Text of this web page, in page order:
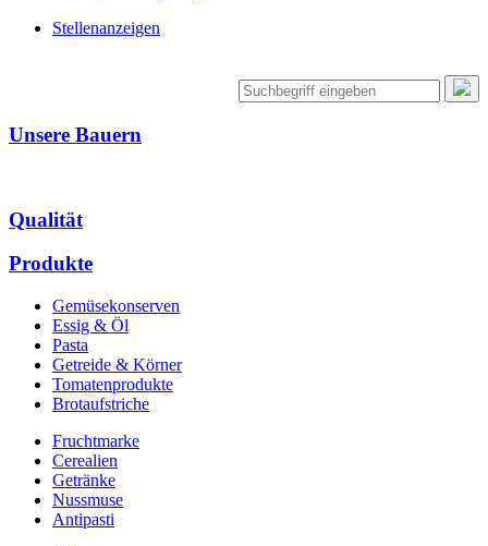
Stellenanzeigen
Unsere Bauern
Qualität
Produkte
Gemüsekonserven
Essig & Öl
Pasta
Getreide & Körner
Tomatenprodukte
Brotaufstriche
Fruchtmarke
Cerealien
Getränke
Nussmuse
Antipasti